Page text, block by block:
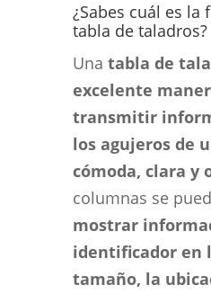
¿Sabes cuál es la
tabla de taladros?
Una tabla de
excelente
transmitir
los agujeros de
cómoda, clara y
columnas se
mostrar
identificador en
tamaño, la